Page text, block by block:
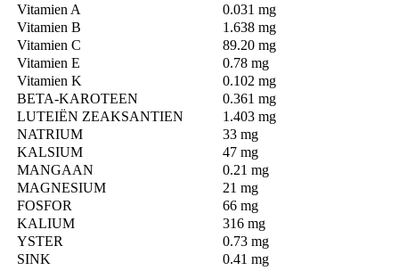
Vitamien A
0.031 mg
Vitamien B
1.638 mg
Vitamien C
89.20 mg
Vitamien E
0.78 mg
Vitamien K
0.102 mg
BETA-KAROTEEN
0.361 mg
LUTEIËN ZEAKSANTIEN
1.403 mg
NATRIUM
33 mg
KALSIUM
47 mg
MANGAAN
0.21 mg
MAGNESIUM
21 mg
FOSFOR
66 mg
KALIUM
316 mg
YSTER
0.73 mg
SINK
0.41 mg